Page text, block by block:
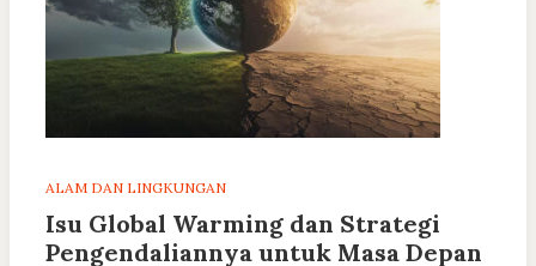
ALAM DAN LINGKUNGAN
Isu Global Warming dan Strategi
Pengendaliannya untuk Masa Depan